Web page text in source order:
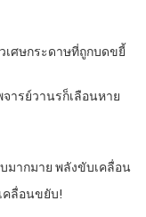
ศษกระดาษที่ถูกบดขยี้
ารย์วานรก็เลือนหาย
มากมาย พลังขับเคลื่อน
คลื่อนขยับ!